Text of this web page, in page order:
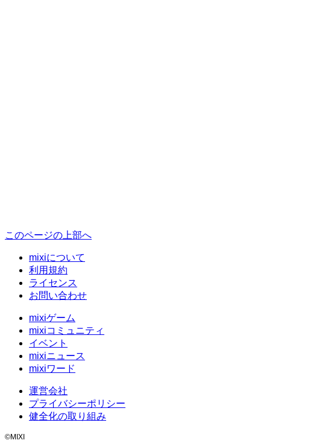
このページの上部へ
mixiについて
利用規約
ライセンス
お問い合わせ
mixiゲーム
mixiコミュニティ
イベント
mixiニュース
mixiワード
運営会社
プライバシーポリシー
健全化の取り組み
©MIXI